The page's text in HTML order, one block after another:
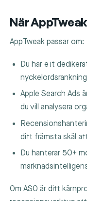
När
AppTweak passar om:
Du har ett
Apple Search Ads
du vill analysera
ditt främsta skäl
Du hanterar 50+
Om ASO är ditt